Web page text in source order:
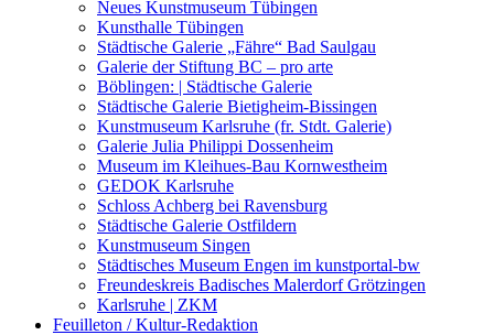
Kunstwettbewerbe, Ausschreibungen für Künstler
Neues Kunstmuseum Tübingen
Kunsthalle Tübingen
Städtische Galerie „Fähre“ Bad Saulgau
Galerie der Stiftung BC – pro arte
Böblingen: | Städtische Galerie
Städtische Galerie Bietigheim-Bissingen
Kunstmuseum Karlsruhe (fr. Stdt. Galerie)
Galerie Julia Philippi Dossenheim
Museum im Kleihues-Bau Kornwestheim
GEDOK Karlsruhe
Schloss Achberg bei Ravensburg
Städtische Galerie Ostfildern
Kunstmuseum Singen
Städtisches Museum Engen im kunstportal-bw
Freundeskreis Badisches Malerdorf Grötzingen
Karlsruhe | ZKM
Feuilleton / Kultur-Redaktion